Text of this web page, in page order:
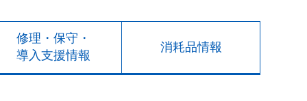
修理・保守・
導入支援情報
消耗品情報